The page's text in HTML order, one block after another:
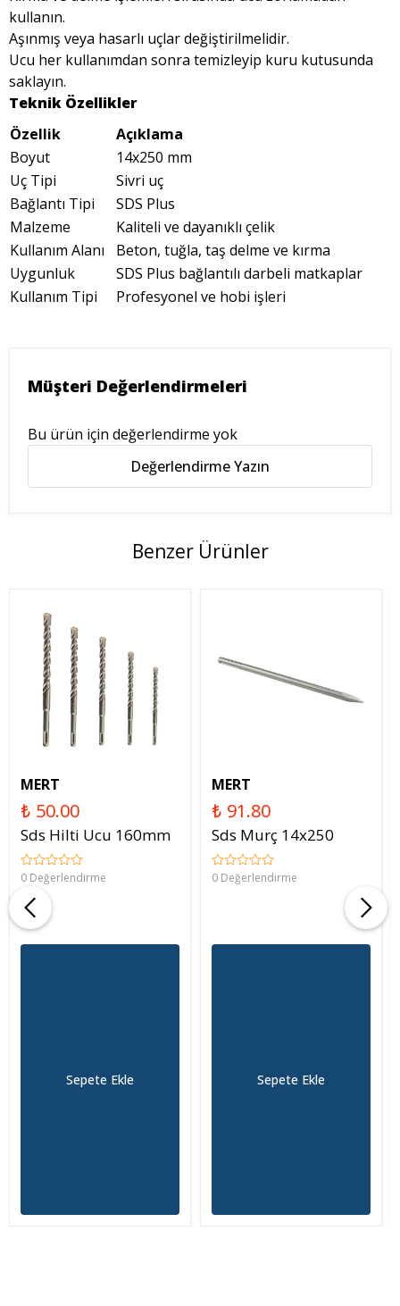
kullanın.
Aşınmış veya hasarlı uçlar değiştirilmelidir.
Ucu her kullanımdan sonra temizleyip kuru kutusunda
saklayın.
Teknik Özellikler
Özellik
Açıklama
Boyut
14x250 mm
Uç Tipi
Sivri uç
Bağlantı Tipi
SDS Plus
Malzeme
Kaliteli ve dayanıklı çelik
Kullanım Alanı
Beton, tuğla, taş delme ve kırma
Uygunluk
SDS Plus bağlantılı darbeli matkaplar
Kullanım Tipi
Profesyonel ve hobi işleri
Müşteri Değerlendirmeleri
Bu ürün için değerlendirme yok
Değerlendirme Yazın
Benzer Ürünler
MERT
₺ 50.00
Sds Hilti Ucu 160mm
0 Değerlendirme
Sepete Ekle
MERT
₺ 91.80
Sds Murç 14x250
0 Değerlendirme
Sepete Ekle